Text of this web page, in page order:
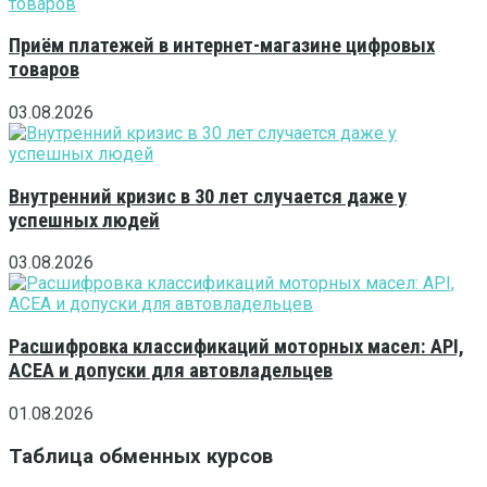
Приём платежей в интернет-магазине цифровых
товаров
03.08.2026
Внутренний кризис в 30 лет случается даже у
успешных людей
03.08.2026
Расшифровка классификаций моторных масел: API,
ACEA и допуски для автовладельцев
01.08.2026
Таблица обменных курсов